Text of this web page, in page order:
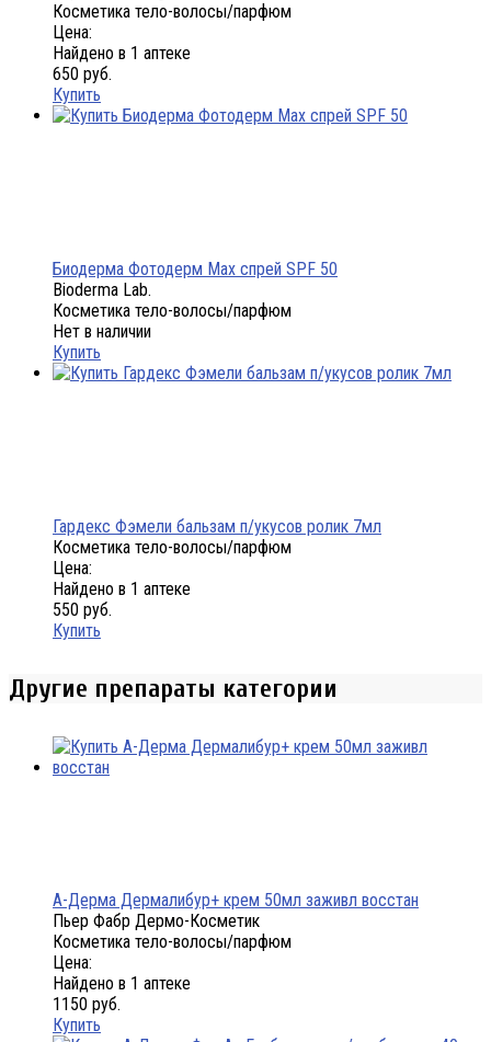
Косметика тело-волосы/парфюм
Цена:
Найдено в 1 аптеке
650 руб.
Купить
Биодерма Фотодерм Max спрей SPF 50
Bioderma Lab.
Косметика тело-волосы/парфюм
Нет в наличии
Купить
Гардекс Фэмели бальзам п/укусов ролик 7мл
Косметика тело-волосы/парфюм
Цена:
Найдено в 1 аптеке
550 руб.
Купить
Другие препараты категории
А-Дерма Дермалибур+ крем 50мл заживл восстан
Пьер Фабр Дермо-Косметик
Косметика тело-волосы/парфюм
Цена:
Найдено в 1 аптеке
1150 руб.
Купить